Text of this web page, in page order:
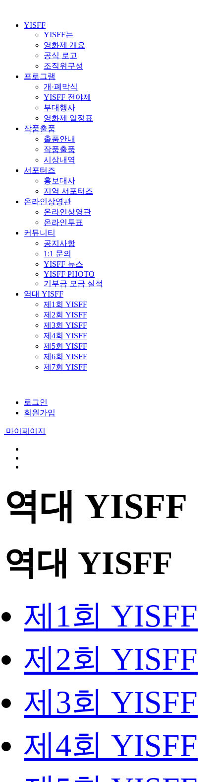
YISFF
YISFF는
영화제 개요
공식 로고
조직위구성
프로그램
개·폐막식
YISFF 전야제
부대행사
영화제 일정표
작품출품
출품안내
작품출품
시상내역
서포터즈
홍보대사
지역 서포터즈
온라인상영관
온라인상영관
온라인투표
커뮤니티
공지사항
1:1 문의
YISFF 뉴스
YISFF PHOTO
기부금 모금 실적
역대 YISFF
제1회 YISFF
제2회 YISFF
제3회 YISFF
제4회 YISFF
제5회 YISFF
제6회 YISFF
제7회 YISFF
로그인
회원가입
마이페이지
역대 YISFF
역대 YISFF
제1회 YISFF
제2회 YISFF
제3회 YISFF
제4회 YISFF